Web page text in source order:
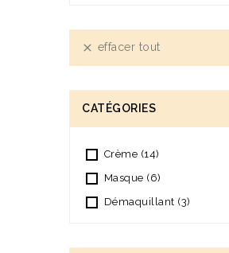
 effacer tout
CATÉGORIES
Crème (14)
Masque (6)
Démaquillant (3)